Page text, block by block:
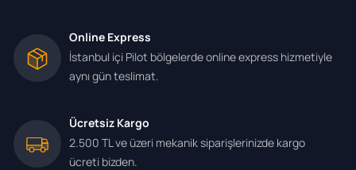
Online Express
İstanbul içi Pilot bölgelerde online express hizmetiyle
aynı gün teslimat.
Ücretsiz Kargo
2.500 TL ve üzeri mekanik siparişlerinizde kargo
ücreti bizden.